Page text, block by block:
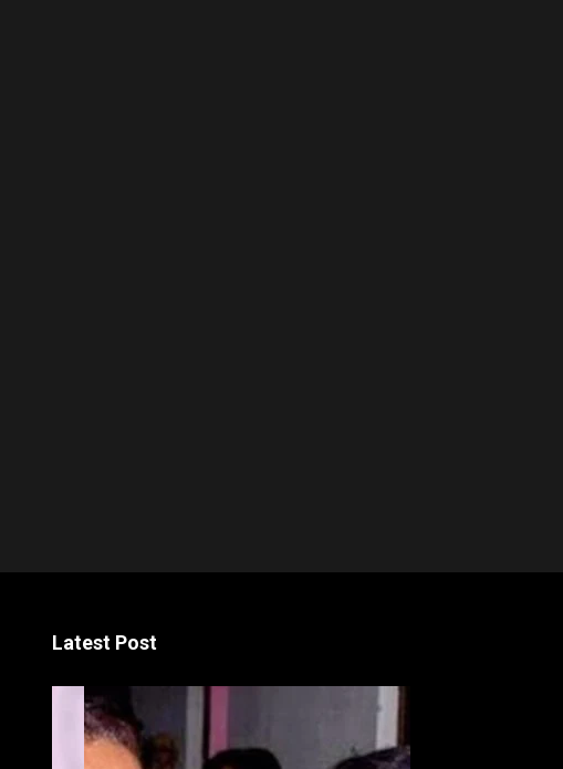
Latest Post